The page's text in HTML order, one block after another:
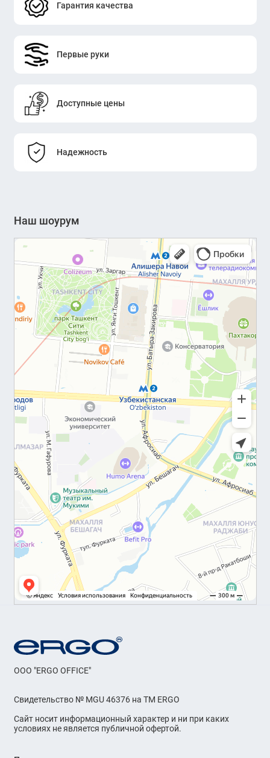
Гарантия качества
Первые руки
Доступные цены
Надежность
Наш шоурум
OOO "ERGO OFFICE"
Свидетельство № MGU 46376 на ТМ ERGO
Сайт носит информационный характер и ни при каких
условиях не является публичной офертой.